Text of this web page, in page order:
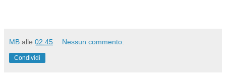
MB alle 02:45 Nessun commento:
Condividi